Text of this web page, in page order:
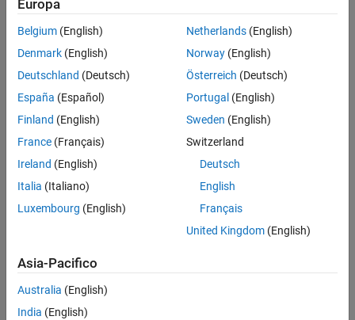
Europa
Belgium (English)
Denmark (English)
Deutschland (Deutsch)
España (Español)
Finland (English)
France (Français)
Ireland (English)
Italia (Italiano)
Luxembourg (English)
Netherlands(English)
Norway(English)
Österreich (Deutsch)
Portugal (English)
Sweden (English)
Switzerland
Deutsch
English
Français
United Kingdom(English)
Asia-Pacifico
Australia (English)
India (English)